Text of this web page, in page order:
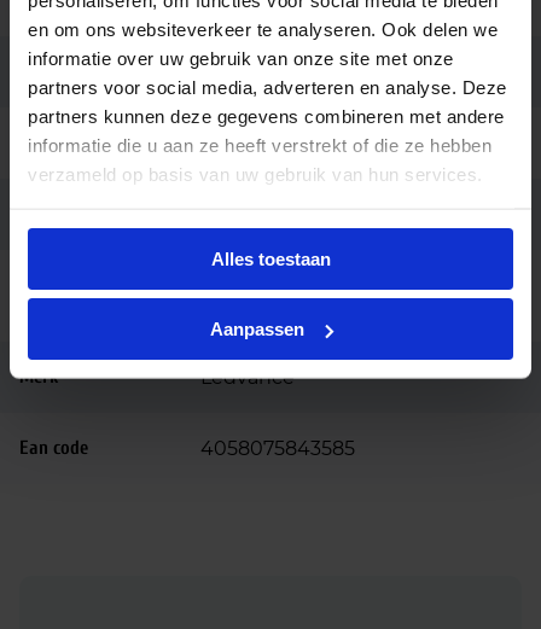
en om ons websiteverkeer te analyseren. Ook delen we
informatie over uw gebruik van onze site met onze
partners voor social media, adverteren en analyse. Deze
partners kunnen deze gegevens combineren met andere
informatie die u aan ze heeft verstrekt of die ze hebben
verzameld op basis van uw gebruik van hun services.
Alles toestaan
Aanpassen
Powerfactor >0.9
Breedte (mm) 38
Bedrijfstemperatu
ur
-20 tot +50
Merk Ledvance
Ean code 4058075843585